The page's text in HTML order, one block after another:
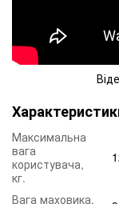
Максимальна
вага
користувача,
кг.
Вага маховика,